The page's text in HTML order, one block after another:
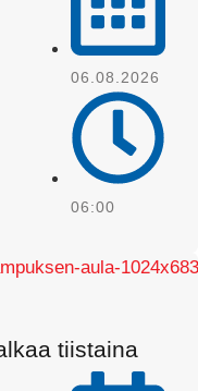
06.08.2026
06:00
tiistaina